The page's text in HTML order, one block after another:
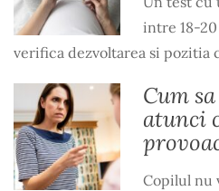
intre 18-
verifica dezvoltarea si pozitia
Cum
atunci
Copilul nu